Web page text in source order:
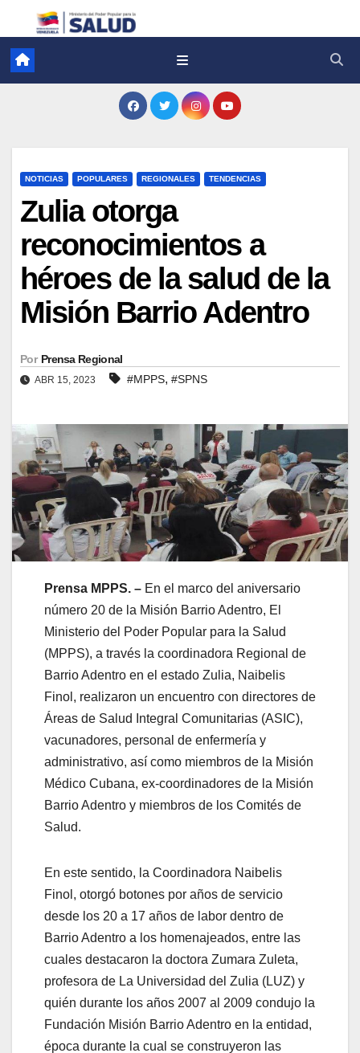
NOTICIAS POPULARES REGIONALES TENDENCIAS
Zulia otorga
reconocimientos a
héroes de la salud de la
Misión Barrio Adentro
Por Prensa Regional
ABR 15, 2023 #MPPS, #SPNS
Prensa MPPS. – En el marco del aniversario
número 20 de la Misión Barrio Adentro, El
Ministerio del Poder Popular para la Salud
(MPPS), a través la coordinadora Regional de
Barrio Adentro en el estado Zulia, Naibelis
Finol, realizaron un encuentro con directores de
Áreas de Salud Integral Comunitarias (ASIC),
vacunadores, personal de enfermería y
administrativo, así como miembros de la Misión
Médico Cubana, ex-coordinadores de la Misión
Barrio Adentro y miembros de los Comités de
Salud.
En este sentido, la Coordinadora Naibelis
Finol, otorgó botones por años de servicio
desde los 20 a 17 años de labor dentro de
Barrio Adentro a los homenajeados, entre las
cuales destacaron la doctora Zumara Zuleta,
profesora de La Universidad del Zulia (LUZ) y
quién durante los años 2007 al 2009 condujo la
Fundación Misión Barrio Adentro en la entidad,
época durante la cual se construyeron las